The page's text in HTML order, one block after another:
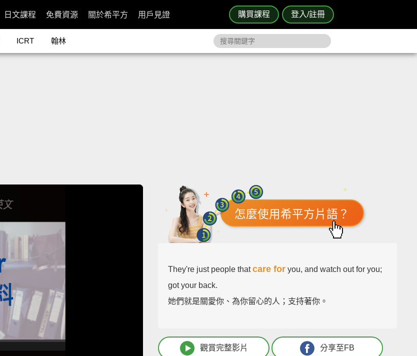
購買課程 登入/註冊
日文課程 免費資源 關於希平方 用戶見證
ICRT 翰林
怎麼使用希平方片語？
They're just people thatcare for you, and watch out for you;
got your back.
她們就是關愛你、為你留心的人；支持著你。
觀賞完整影片 分享至FB